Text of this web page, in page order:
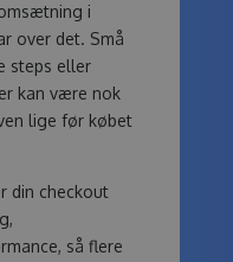
i
over det. Små
steps eller
kan være nok
lige før købet
din checkout
så flere